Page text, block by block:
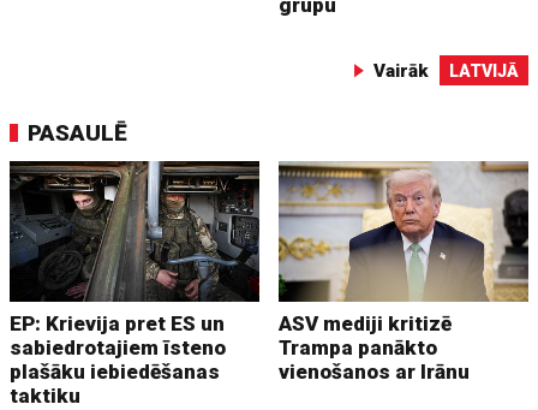
grupu
Vairāk LATVIJĀ
PASAULĒ
EP: Krievija pret ES un
sabiedrotajiem īsteno
plašāku iebiedēšanas
taktiku
ASV mediji kritizē
Trampa panākto
vienošanos ar Irānu